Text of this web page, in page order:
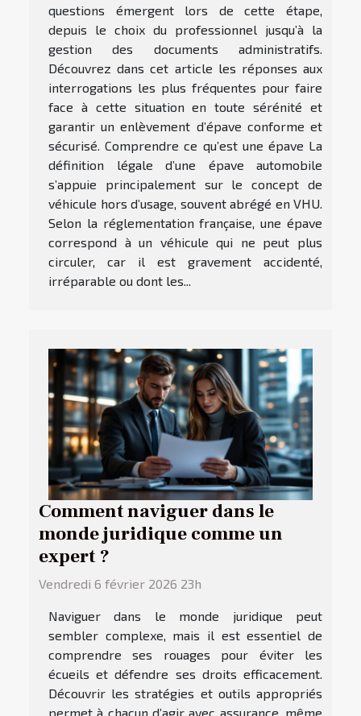
questions émergent lors de cette étape,
depuis le choix du professionnel jusqu’à la
gestion des documents administratifs.
Découvrez dans cet article les réponses aux
interrogations les plus fréquentes pour faire
face à cette situation en toute sérénité et
garantir un enlèvement d’épave conforme et
sécurisé. Comprendre ce qu’est une épave La
définition légale d’une épave automobile
s’appuie principalement sur le concept de
véhicule hors d’usage, souvent abrégé en VHU.
Selon la réglementation française, une épave
correspond à un véhicule qui ne peut plus
circuler, car il est gravement accidenté,
irréparable ou dont les...
Comment naviguer dans le
monde juridique comme un
expert ?
Vendredi 6 février 2026 23h
Naviguer dans le monde juridique peut
sembler complexe, mais il est essentiel de
comprendre ses rouages pour éviter les
écueils et défendre ses droits efficacement.
Découvrir les stratégies et outils appropriés
permet à chacun d’agir avec assurance, même